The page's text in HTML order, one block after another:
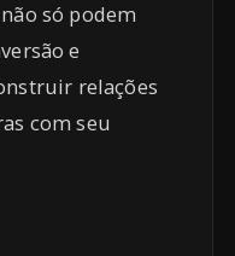
só podem
e
relações
com seu